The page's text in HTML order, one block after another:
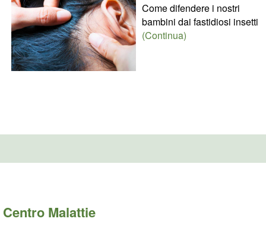
Come difendere i nostri
bambini dai fastidiosi insetti
(Continua)
Centro Malattie